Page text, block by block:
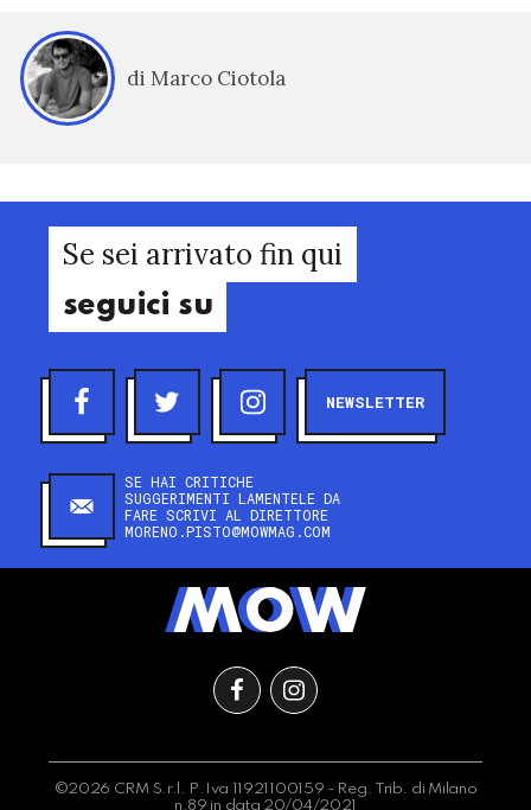
di Marco Ciotola
Se sei arrivato fin qui
seguici su
NEWSLETTER
SE HAI CRITICHE
SUGGERIMENTI LAMENTELE DA
FARE SCRIVI AL DIRETTORE
MORENO.PISTO@MOWMAG.COM
©2026 CRM S.r.l. P.Iva 11921100159 - Reg. Trib. di Milano
n.89 in data 20/04/2021